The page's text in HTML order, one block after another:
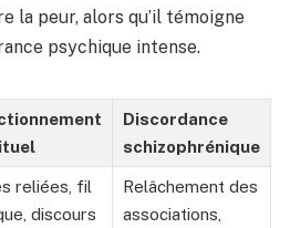
la peur, alors qu’il témoigne
psychique intense.
Discordance
schizophrénique
reliées, fil
discours
Relâchement des
associations,